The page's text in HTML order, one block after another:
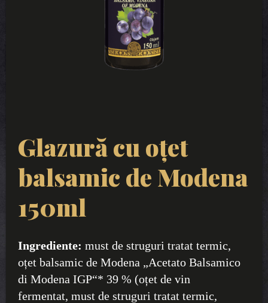
Glazură cu oțet
balsamic de Modena
150ml
Ingrediente: must de struguri tratat termic,
oțet balsamic de Modena „Acetato Balsamico
di Modena IGP“* 39 % (oțet de vin
fermentat, must de struguri tratat termic,